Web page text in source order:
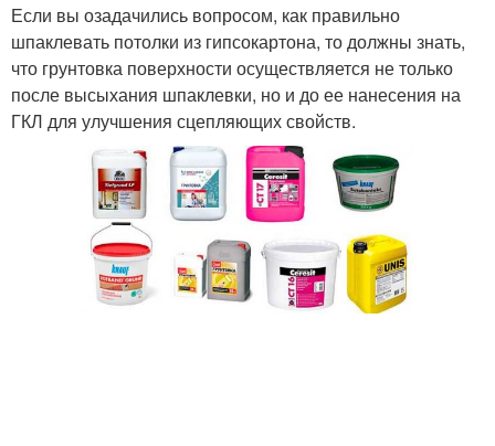
Если вы озадачились вопросом, как правильно
шпаклевать потолки из гипсокартона, то должны знать,
что грунтовка поверхности осуществляется не только
после высыхания шпаклевки, но и до ее нанесения на
ГКЛ для улучшения сцепляющих свойств.